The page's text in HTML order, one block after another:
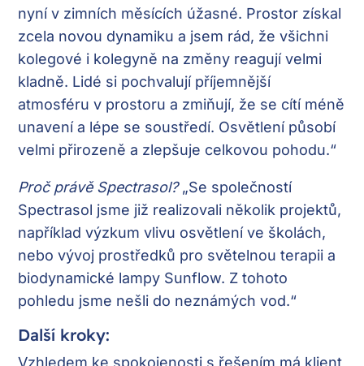
nyní v zimních měsících úžasné. Prostor získal
zcela novou dynamiku a jsem rád, že všichni
kolegové i kolegyně na změny reagují velmi
kladně. Lidé si pochvalují příjemnější
atmosféru v prostoru a zmiňují, že se cítí méně
unavení a lépe se soustředí. Osvětlení působí
velmi přirozeně a zlepšuje celkovou pohodu.“
Proč právě Spectrasol?„Se společností
Spectrasol jsme již realizovali několik projektů,
například výzkum vlivu osvětlení ve školách,
nebo vývoj prostředků pro světelnou terapii a
biodynamické lampy Sunflow. Z tohoto
pohledu jsme nešli do neznámých vod.“
Další kroky:
Vzhledem ke spokojenosti s řešením má klient